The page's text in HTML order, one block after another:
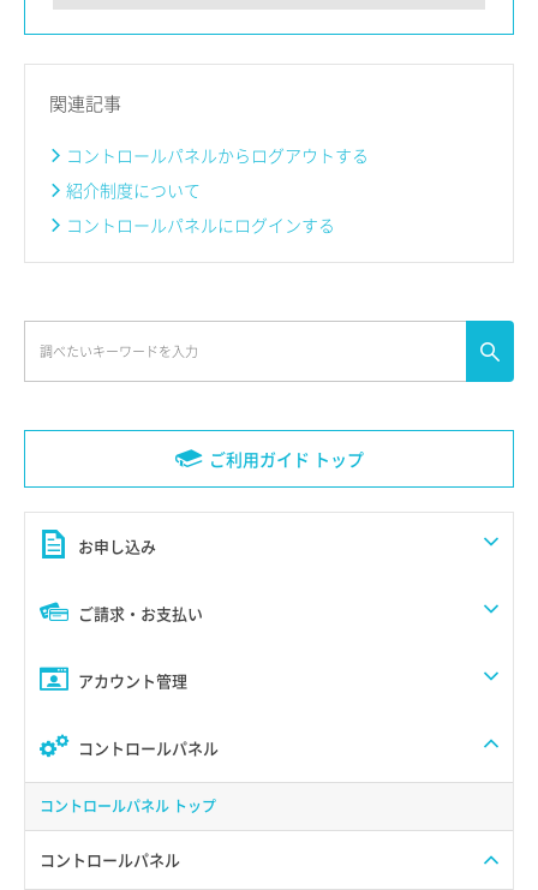
ご利用ガイド トップ
お申し込み
ご請求・お支払い
アカウント管理
コントロールパネル
コントロールパネル トップ
コントロールパネル
関連記事
コントロールパネルからログアウトする
紹介制度について
コントロールパネルにログインする